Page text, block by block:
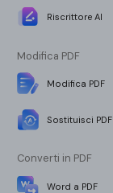
Riscrittore AI
Modifica PDF
Modifica PDF
Sostituisci PDF
Converti in PDF
Word a PDF